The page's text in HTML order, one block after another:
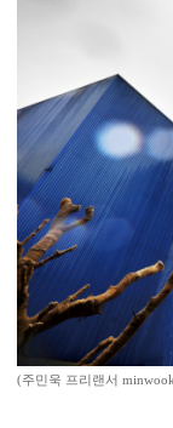
(주민욱 프리랜서